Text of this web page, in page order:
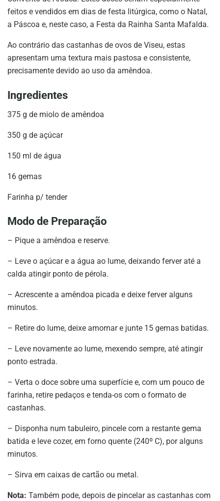
feitos e vendidos em dias de festa litúrgica, como o Natal,
a Páscoa e, neste caso, a Festa da Rainha Santa Mafalda.
Ao contrário das castanhas de ovos de Viseu, estas
apresentam uma textura mais pastosa e consistente,
precisamente devido ao uso da amêndoa.
Ingredientes
375 g de miolo de amêndoa
350 g de açúcar
150 ml de água
16 gemas
Farinha p/ tender
Modo de Preparação
– Pique a amêndoa e reserve.
– Leve o açúcar e a água ao lume, deixando ferver até a
calda atingir ponto de pérola.
– Acrescente a amêndoa picada e deixe ferver alguns
minutos.
– Retire do lume, deixe amornar e junte 15 gemas batidas.
– Leve novamente ao lume, mexendo sempre, até atingir
ponto estrada.
– Verta o doce sobre uma superfície e, com um pouco de
farinha, retire pedaços e tenda-os com o formato de
castanhas.
– Disponha num tabuleiro, pincele com a restante gema
batida e leve cozer, em forno quente (240º C), por alguns
minutos.
– Sirva em caixas de cartão ou metal.
Nota: Também pode, depois de pincelar as castanhas com